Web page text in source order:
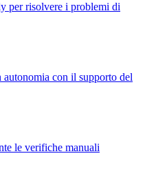
per risolvere i problemi di
con il supporto del
le verifiche manuali